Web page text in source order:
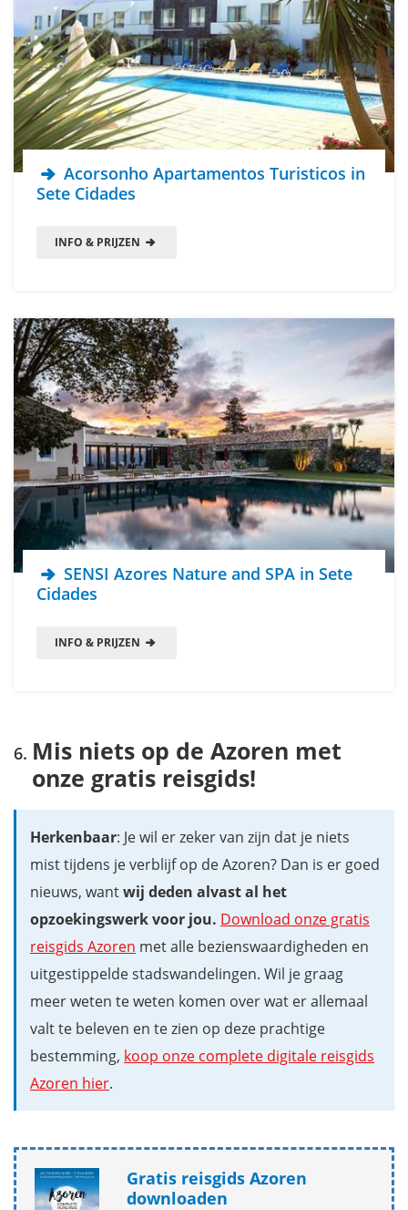
Acorsonho Apartamentos Turisticos in
Sete Cidades
INFO & PRIJZEN
SENSI Azores Nature and SPA in Sete
Cidades
INFO & PRIJZEN
Mis niets op de Azoren met
onze gratis reisgids!
Herkenbaar: Je wil er zeker van zijn dat je niets
mist tijdens je verblijf op de Azoren? Dan is er goed
nieuws, wantwij deden alvast al het
opzoekingswerk voor jou. Download onze gratis
reisgids Azoren met alle bezienswaardigheden en
uitgestippelde stadswandelingen. Wil je graag
meer weten te weten komen over wat er allemaal
valt te beleven en te zien op deze prachtige
bestemming, koop onze complete digitale reisgids
Azoren hier.
Gratis reisgids Azoren
downloaden